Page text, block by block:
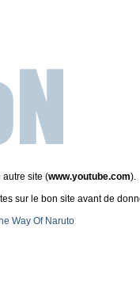
site (www.youtube.com).
sur le bon site avant de
Way Of Naruto